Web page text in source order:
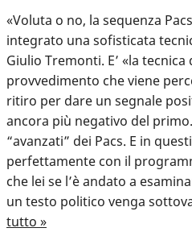
«Voluta o no, la sequenza
integrato una sofisticata
Giulio Tremonti. E’ «la
provvedimento che viene
ritiro per dare un segnale
ancora più negativo del
“avanzati” dei Pacs. E in
perfettamente con il
che lei se l’è andato a
un testo politico venga
tutto »